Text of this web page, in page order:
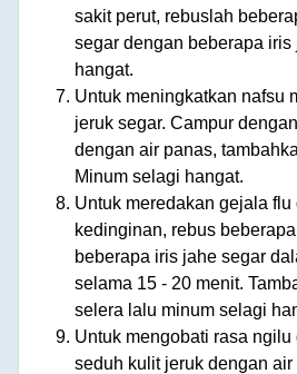
sakit perut, rebuslah
segar dengan beberapa
hangat.
Untuk meningkatkan nafsu
jeruk segar. Campur
dengan air panas,
Minum selagi hangat.
Untuk meredakan gejala flu
kedinginan, rebus
beberapa iris jahe segar
selama 15 - 20 menit.
selera lalu minum selagi
Untuk mengobati rasa
seduh kulit jeruk dengan